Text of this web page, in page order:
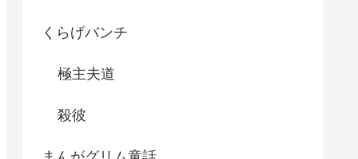
くらげバンチ
極主夫道
殺彼